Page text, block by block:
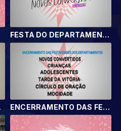
FESTA DO DEPARTAMENTO NOVOS CONVERTIDOS
ENCERRAMENTO DAS FESTIVIDADES DOS DEPARTAMENTOS DA IEAD DE TANGARÁ DA SERRA - MT